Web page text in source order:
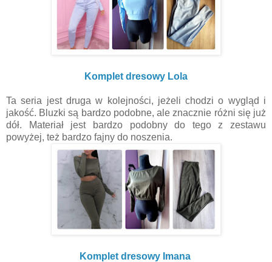
Komplet dresowy Lola
Ta seria jest druga w kolejności, jeżeli chodzi o wygląd i
jakość. Bluzki są bardzo podobne, ale znacznie różni się już
dół. Materiał jest bardzo podobny do tego z zestawu
powyżej, też bardzo fajny do noszenia.
Komplet dresowy Imana